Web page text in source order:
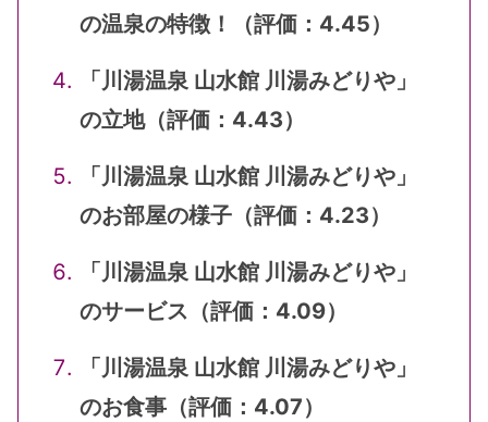
の温泉の特徴！（評価：4.45）
「川湯温泉 山水館 川湯みどりや」
の立地（評価：4.43）
「川湯温泉 山水館 川湯みどりや」
のお部屋の様子（評価：4.23）
「川湯温泉 山水館 川湯みどりや」
のサービス（評価：4.09）
「川湯温泉 山水館 川湯みどりや」
のお食事（評価：4.07）